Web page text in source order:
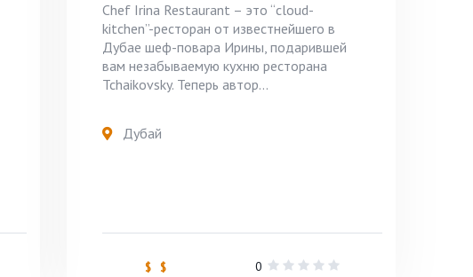
Chef Irina Restaurant – это “cloud-
kitchen”-ресторан от известнейшего в
Дубае шеф-повара Ирины, подарившей
вам незабываемую кухню ресторана
Tchaikovsky. Теперь автор...
Дубай
$ $ 0